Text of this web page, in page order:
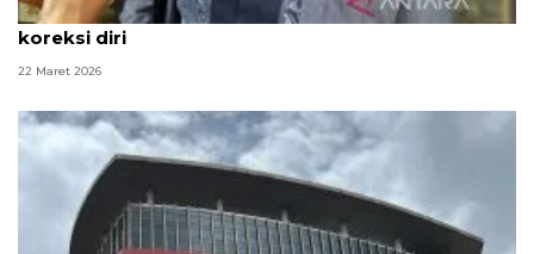
Alihkan penahanan Yaqut, MAKI ingatkan KPK
koreksi diri
22 Maret 2026